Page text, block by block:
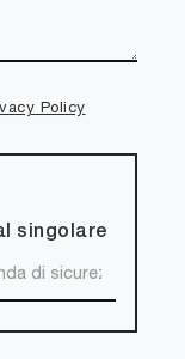
Policy
singolare